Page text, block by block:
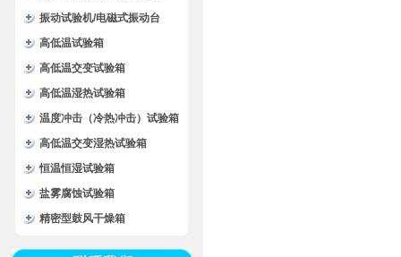
振动试验机/电磁式振动台
高低温试验箱
高低温交变试验箱
高低温湿热试验箱
温度冲击（冷热冲击）试验箱
高低温交变湿热试验箱
恒温恒湿试验箱
盐雾腐蚀试验箱
精密型鼓风干燥箱